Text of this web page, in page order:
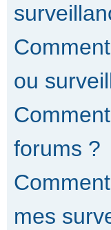
ou
forums ?
mes